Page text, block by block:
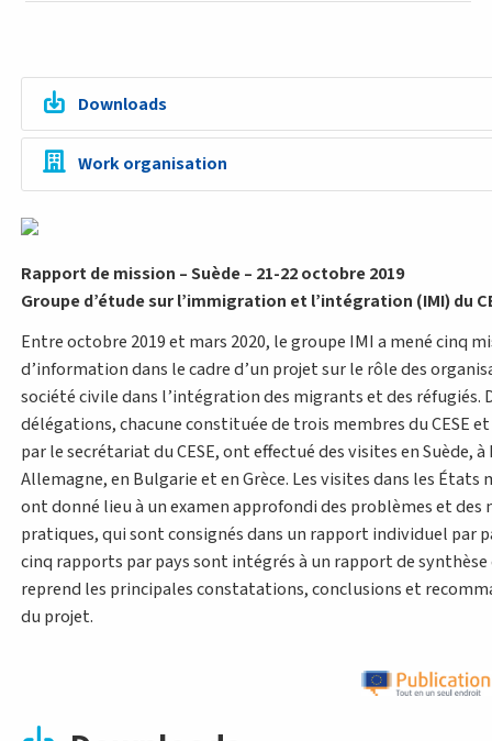
Rapport de mission – Suède – 21-22 octobre 2019
Groupe d’étude sur l’immigration et l’intégration (IMI) du
Entre octobre 2019 et mars 2020, le groupe IMI a mené cinq
d’information dans le cadre d’un projet sur le rôle des
société civile dans l’intégration des migrants et des réfugiés.
délégations, chacune constituée de trois membres du CESE
par le secrétariat du CESE, ont effectué des visites en Suède,
Allemagne, en Bulgarie et en Grèce. Les visites dans les États
ont donné lieu à un examen approfondi des problèmes et des
pratiques, qui sont consignés dans un rapport individuel par
cinq rapports par pays sont intégrés à un rapport de synthèse
reprend les principales constatations, conclusions et
du projet.
Downloads
Work organisation